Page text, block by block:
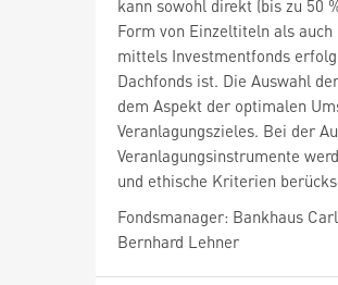
kann sowohl direkt (bis zu 50
Form von Einzeltiteln als
mittels Investmentfonds
Dachfonds ist. Die Auswahl
dem Aspekt der optimalen
Veranlagungszieles. Bei der
Veranlagungsinstrumente
und ethische Kriterien
Fondsmanager: Bankhaus
Bernhard Lehner